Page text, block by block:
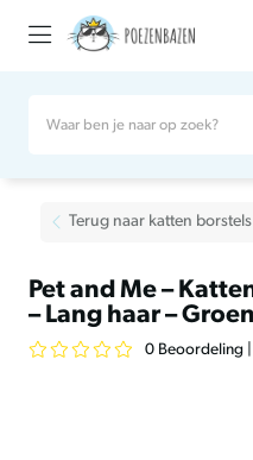
Terug naar katten borstels
Pet and Me –
– Lang haar – Groen
0 Beoordeling